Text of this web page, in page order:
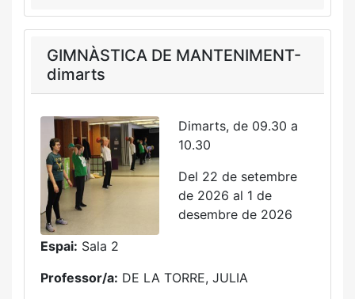
GIMNÀSTICA DE MANTENIMENT-
dimarts
Dimarts, de 09.30 a
10.30
Del 22 de setembre
de 2026 al 1 de
desembre de 2026
Espai: Sala 2
Professor/a: DE LA TORRE, JULIA